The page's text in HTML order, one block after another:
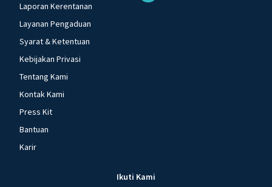
Laporan Kerentanan
Layanan Pengaduan
Syarat & Ketentuan
Kebijakan Privasi
Tentang Kami
Kontak Kami
Press Kit
Bantuan
Karir
Ikuti Kami